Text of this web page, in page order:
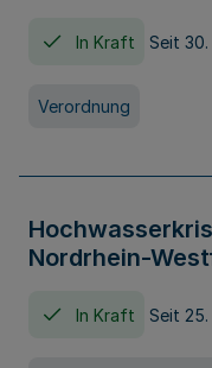
In Kraft Seit
Verordnung
Nordrhein-
In Kraft Seit